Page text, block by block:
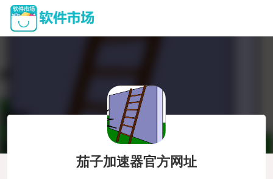
茄子加速器官方网址